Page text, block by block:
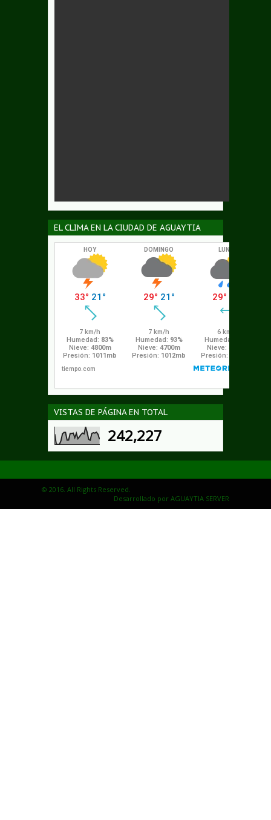
EL CLIMA EN LA CIUDAD DE AGUAYTIA
VISTAS DE PÁGINA EN TOTAL
242,227
© 2016. All Rights Reserved.
Desarrollado por AGUAYTIA SERVER